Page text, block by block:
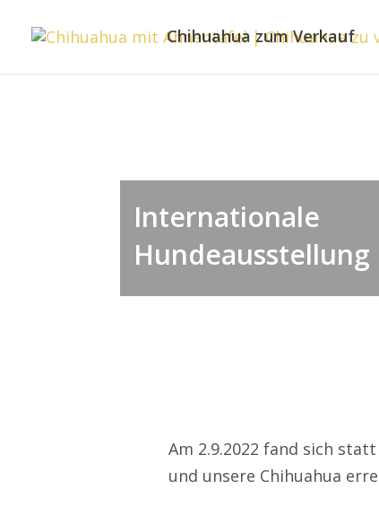
Chihuahua zum Verkauf
Internationale
Hundeausstellung
Am 2.9.2022 fand sich
und unsere Chihuahua